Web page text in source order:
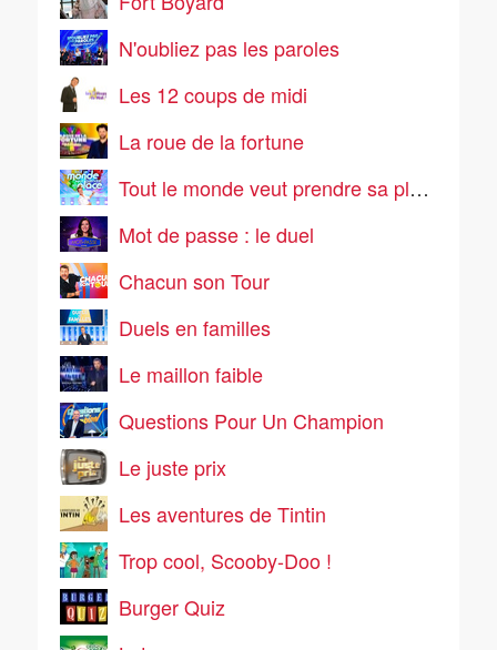
N'oubliez pas les paroles
Les 12 coups de midi
La roue de la fortune
Tout le monde veut prendre sa place
Mot de passe : le duel
Chacun son Tour
Duels en familles
Le maillon faible
Questions Pour Un Champion
Le juste prix
Les aventures de Tintin
Trop cool, Scooby-Doo !
Burger Quiz